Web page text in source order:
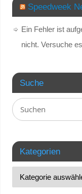
Speedweek
Ein Fehler ist
nicht. Versuche
Suche
Kategorien